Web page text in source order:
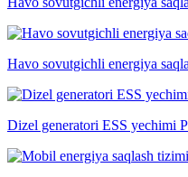
Havo sovutgichli energiya
Dizel generatori ESS yechimi